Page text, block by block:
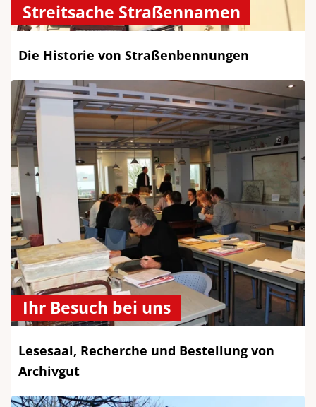
Streitsache Straßennamen
Die Historie von Straßenbennungen
Ihr Besuch bei uns
Lesesaal, Recherche und Bestellung von
Archivgut